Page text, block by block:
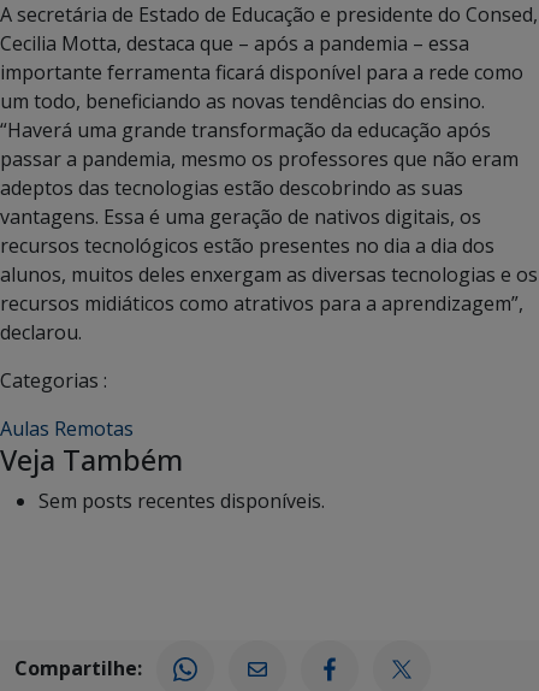
A secretária de Estado de Educação e presidente do Consed,
Cecilia Motta, destaca que – após a pandemia – essa
importante ferramenta ficará disponível para a rede como
um todo, beneficiando as novas tendências do ensino.
“Haverá uma grande transformação da educação após
passar a pandemia, mesmo os professores que não eram
adeptos das tecnologias estão descobrindo as suas
vantagens. Essa é uma geração de nativos digitais, os
recursos tecnológicos estão presentes no dia a dia dos
alunos, muitos deles enxergam as diversas tecnologias e os
recursos midiáticos como atrativos para a aprendizagem”,
declarou.
Categorias :
Aulas Remotas
Veja Também
Sem posts recentes disponíveis.
Compartilhe: